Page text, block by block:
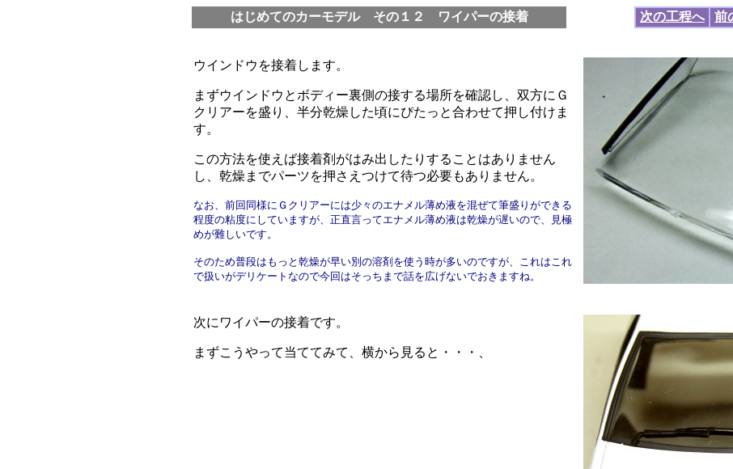
はじめてのカーモデル その１２ ワイパーの接着 次の工程へ 前
ウインドウを接着します。
まずウインドウとボディー裏側の接する場所を確認し、双方にＧ
クリアーを盛り、半分乾燥した頃にぴたっと合わせて押し付けま
す。
この方法を使えば接着剤がはみ出したりすることはありません
し、乾燥までパーツを押さえつけて待つ必要もありません。
なお、前回同様にＧクリアーには少々のエナメル薄め液を混ぜて筆盛りができる
程度の粘度にしていますが、正直言ってエナメル薄め液は乾燥が遅いので、見極
めが難しいです。
そのため普段はもっと乾燥が早い別の溶剤を使う時が多いのですが、これはこれ
で扱いがデリケートなので今回はそっちまで話を広げないでおきますね。
次にワイパーの接着です。
まずこうやって当ててみて、横から見ると・・・、